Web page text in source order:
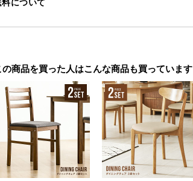
料について
の商品を買った人はこんな商品も買っています